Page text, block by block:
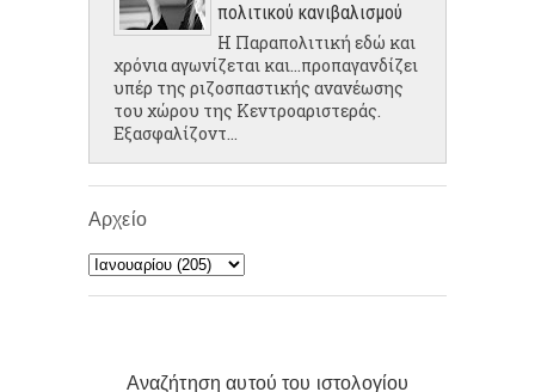
πολιτικού κανιβαλισμού
Η Παραπολιτική εδώ και
χρόνια αγωνίζεται και...προπαγανδίζει
υπέρ της ριζοσπαστικής ανανέωσης
του χώρου της Κεντροαριστεράς.
Εξασφαλίζοντ...
Αρχείο
Αναζήτηση αυτού του ιστολογίου